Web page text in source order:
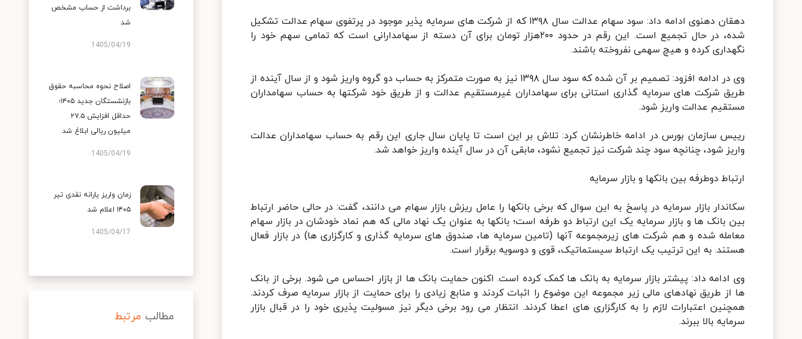
دهقان دهنوی ادامه داد: سود سهام عدالت سال ۱۳۹۸ که از شرکت های سرمایه پذیر موجود در پرتفوی سهام عدالت تشکیل
شده، در حال تجمیع است. این رقم در حدود ۲۰۰هزار تومان برای آن دسته از سهامدارانی است که تمامی سهم خود را
نگهداری کرده و هیچ سهمی نفروخته باشند.
وی در ادامه افزود: تصمیم بر آن شده که سود سال ۱۳۹۸ نیز به صورت متمرکز به حساب دو گروه واریز شود و از سال آینده از
طریق شرکت های سرمایه گذاری استانی برای سهامداران غیرمستقیم عدالت و از طریق خود شرکتها به حساب سهامداران
مستقیم عدالت واریز شود.
رییس سازمان بورس در ادامه خاطرنشان کرد: تلاش بر این است تا پایان سال جاری این رقم به حساب سهامداران عدالت
واریز شود، چنانچه سود چند شرکت نیز تجمیع نشود، مابقی آن در سال آینده واریز خواهد شد.
ارتباط دوطرفه بین بانکها و بازار سرمایه
سکاندار بازار سرمایه در پاسخ به این سوال که برخی بانکها را عامل ریزش بازار سهام می دانند، گفت: در حالی حاضر ارتباط
بین بانک ها و بازار سرمایه یک این ارتباط دو طرفه است؛ بانکها به عنوان یک نهاد مالی که هم نماد خودشان در بازار سهام
معامله شده و هم شرکت های زیرمجموعه آنها (تامین سرمایه ها، صندوق های سرمایه گذاری و کارگزاری ها) در بازار فعال
هستند. به این ترتیب یک ارتباط سیستماتیک، قوی و دوسویه برقرار است.
وی ادامه داد: پیشتر بازار سرمایه به بانک ها کمک کرده است. اکنون حمایت بانک ها از بازار احساس می شود. برخی از بانک
ها از طریق نهادهای مالی زیر مجموعه این موضوع را اثبات کردند و منابع زیادی را برای حمایت از بازار سرمایه صرف کردند.
همچنین اعتبارات لازم را به کارگزاری های اعطا کردند. انتظار می رود برخی دیگر نیز مسولیت پذیری خود را در قبال بازار
سرمایه بالا ببرند.
برداشت از حساب مشخص
شد
1405/04/19
اصلاح نحوه محاسبه حقوق
بازنشستگان جدید ۱۴۰۵؛
حداقل افزایش ۲۷.۵
میلیون ریالی ابلاغ شد
1405/04/19
زمان واریز یارانه نقدی تیر
۱۴۰۵ اعلام شد
1405/04/17
مطالب مرتبط